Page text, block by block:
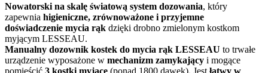
Nowatorski na skalę światową system dozowania, który
zapewnia higieniczne, zrównoważone i przyjemne
doświadczenie mycia rąk dzięki drobno zmielonym kostkom
myjącym LESSEAU.
Manualny dozownik kostek do mycia rąk LESSEAU to trwałe
urządzenie wyposażone w mechanizm zamykający i mogące
pomieścić 3 kostki myjące (ponad 1800 dawek). Jest łatwy w